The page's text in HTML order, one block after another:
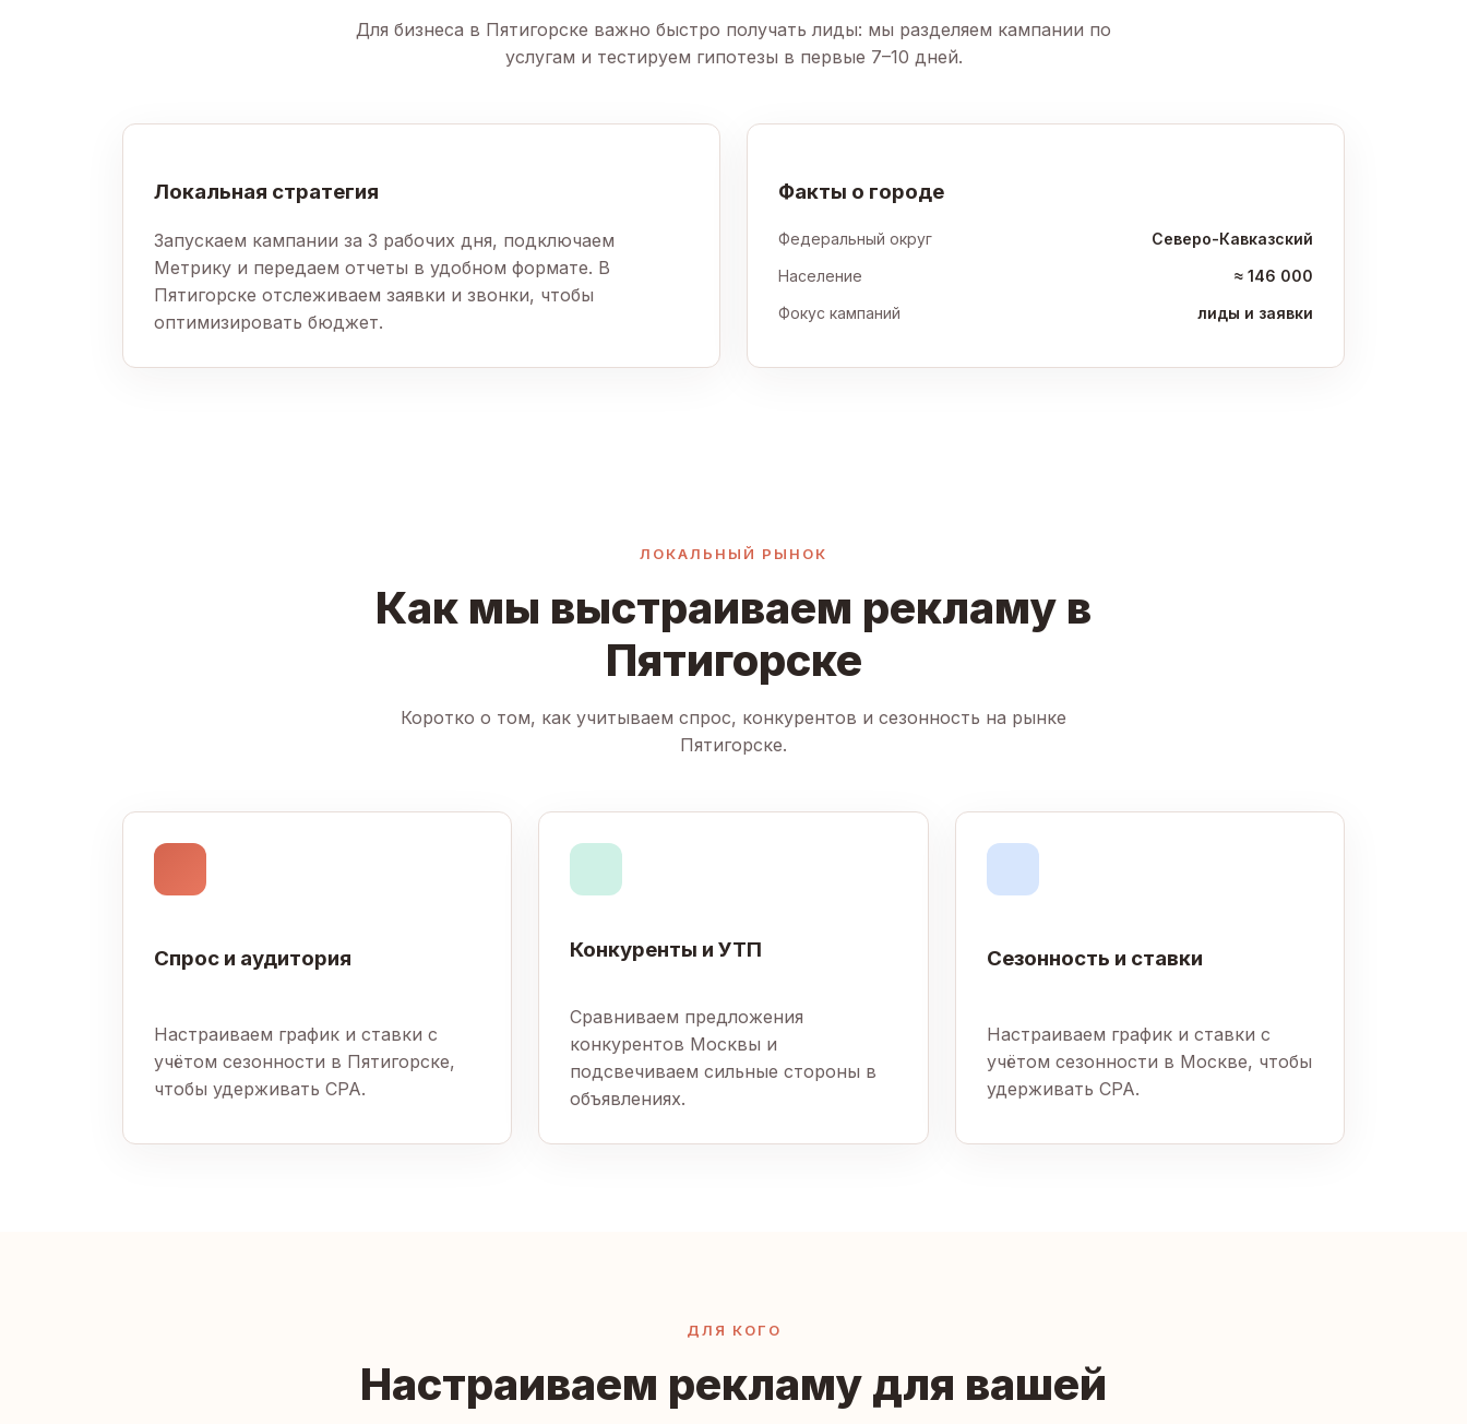
Для бизнеса в Пятигорске важно быстро получать лиды: мы разделяем кампании по
услугам и тестируем гипотезы в первые 7–10 дней.
Локальная стратегия
Запускаем кампании за 3 рабочих дня, подключаем
Метрику и передаем отчеты в удобном формате. В
Пятигорске отслеживаем заявки и звонки, чтобы
оптимизировать бюджет.
Факты о городе
Федеральный округ
Северо-Кавказский
Население
≈ 146 000
Фокус кампаний
лиды и заявки
ЛОКАЛЬНЫЙ РЫНОК
Как мы выстраиваем рекламу в
Пятигорске
Коротко о том, как учитываем спрос, конкурентов и сезонность на рынке
Пятигорске.
Спрос и аудитория
Настраиваем график и ставки с
учётом сезонности в Пятигорске,
чтобы удерживать CPA.
Конкуренты и УТП
Сравниваем предложения
конкурентов Москвы и
подсвечиваем сильные стороны в
объявлениях.
Сезонность и ставки
Настраиваем график и ставки с
учётом сезонности в Москве, чтобы
удерживать CPA.
ДЛЯ КОГО
Настраиваем рекламу для вашей